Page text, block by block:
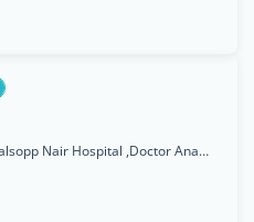
14th Floor, Wockhardt Hospitalsopp Nair Hospital ,Doctor Anand Rao Nair Marg, Mumbai Central, Mumbai-400011, Maharashtra India, Nairobi Area